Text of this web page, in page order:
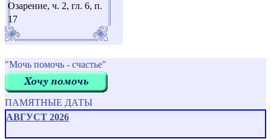
Озарение, ч. 2, гл. 6, п.
17
"Мочь помочь - счастье"
ПАМЯТНЫЕ ДАТЫ
АВГУСТ 2026